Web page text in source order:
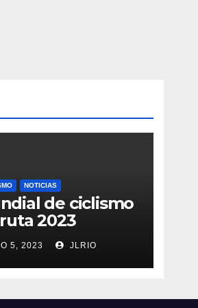
NOTICIAS
de ciclismo
2023
5, 2023 JLRIO